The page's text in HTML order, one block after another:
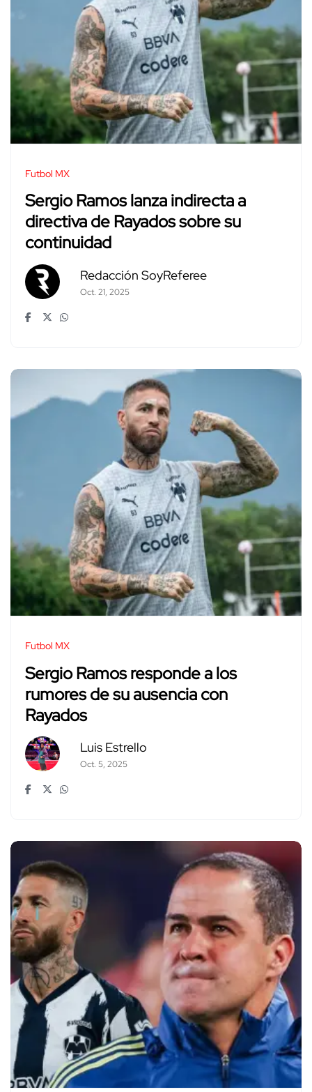
Futbol MX
Sergio Ramos lanza indirecta a
directiva de Rayados sobre su
continuidad
Redacción SoyReferee
Oct. 21, 2025
Futbol MX
Sergio Ramos responde a los
rumores de su ausencia con
Rayados
Luis Estrello
Oct. 5, 2025